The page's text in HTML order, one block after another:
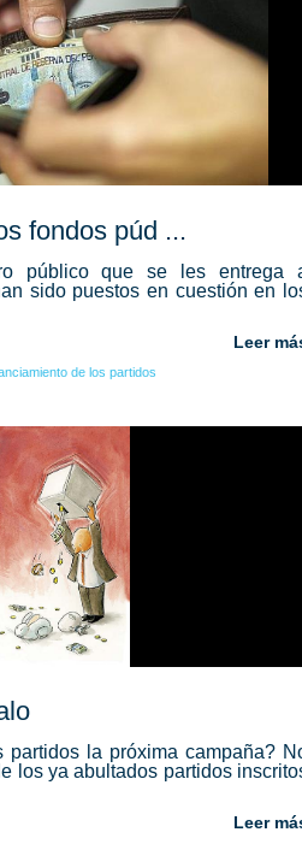
fondos púd ...
público que se les entrega
sido puestos en cuestión en
Leer
de los partidos
partidos la próxima campaña?
los ya abultados partidos
Leer